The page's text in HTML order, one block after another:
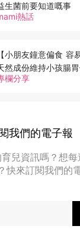
熱話
生菌前要知道嘅事
欄分享
【小朋友鐘意偏食 容
然成份維持小孩腸胃
我們的電子報
兒資訊嗎？想
快來訂閱我們的